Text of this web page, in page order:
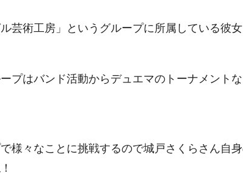
ル芸術工房」というグループに所属している彼女
プはバンド活動からデュエマのトーナメント
様々なことに挑戦するので城戸さくらさん自